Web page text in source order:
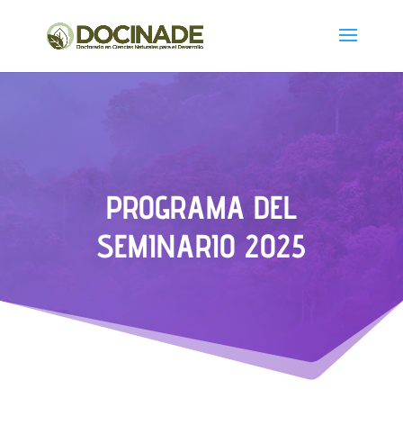
PROGRAMA DEL
SEMINARIO 2025